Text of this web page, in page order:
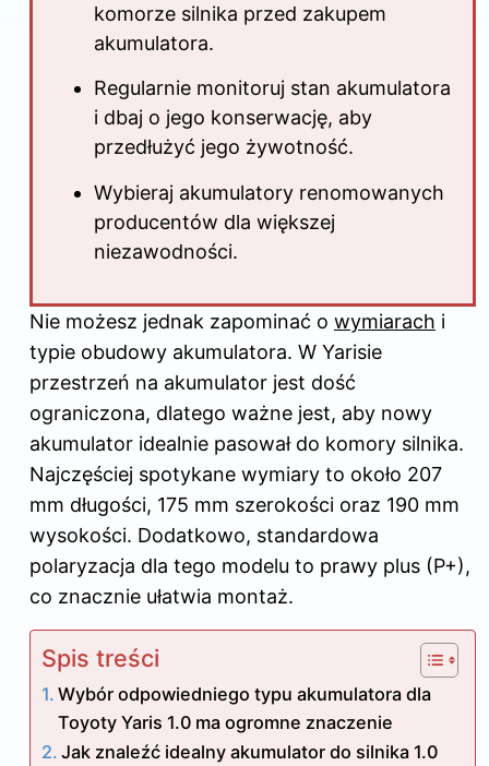
komorze silnika przed zakupem
akumulatora.
Regularnie monitoruj stan akumulatora
i dbaj o jego konserwację, aby
przedłużyć jego żywotność.
Wybieraj akumulatory renomowanych
producentów dla większej
niezawodności.
Nie możesz jednak zapominać o wymiarach i
typie obudowy akumulatora. W Yarisie
przestrzeń na akumulator jest dość
ograniczona, dlatego ważne jest, aby nowy
akumulator idealnie pasował do komory silnika.
Najczęściej spotykane wymiary to około 207
mm długości, 175 mm szerokości oraz 190 mm
wysokości. Dodatkowo, standardowa
polaryzacja dla tego modelu to prawy plus (P+),
co znacznie ułatwia montaż.
Spis treści
Wybór odpowiedniego typu akumulatora dla
Toyoty Yaris 1.0 ma ogromne znaczenie
Jak znaleźć idealny akumulator do silnika 1.0